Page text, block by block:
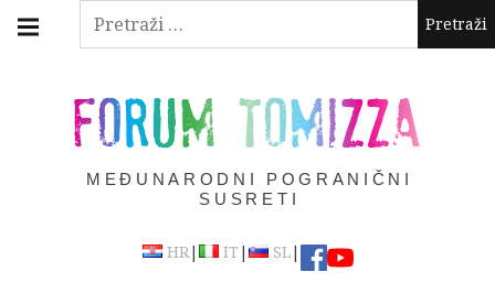
Pretraži:
Skip
FORUM TOMIZZA
MEĐUNARODNI POGRANIČNI
SUSRETI
HR| IT | SL|
navigation